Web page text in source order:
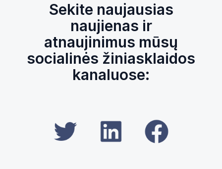
Sekite naujausias
naujienas ir
atnaujinimus mūsų
socialinės žiniasklaidos
kanaluose: